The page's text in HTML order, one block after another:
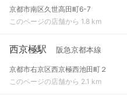
京都市南区久世高田町6-7
このページの店舗から 1.8 km
西京極駅 阪急京都本線
京都市右京区西京極西池田町２
このページの店舗から 2.1 km